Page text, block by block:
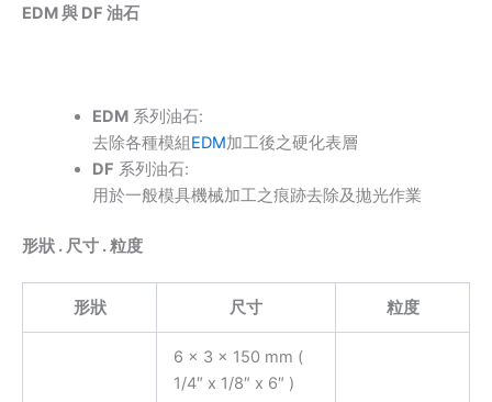
EDM 與 DF 油石
EDM系列油石:
去除各種模組EDM加工後之硬化表層
DF 系列油石:
用於一般模具機械加工之痕跡去除及拋光作業
形狀 . 尺寸 . 粒度
形狀 尺寸 粒度
6 x 3 x 150 mm (
1/4″ x 1/8″ x 6″ )